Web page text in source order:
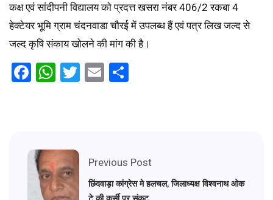
कक्ष एवं सांदीपनी विद्यालय को प्रदत्त खसरा नंबर 406/2 रकबा 4
हेक्टेयर भूमि ग्राम चंदनवाडा चौरई में उपलब्ध हैं एवं पत्र लिख जल्द से
जल्द कृषि संकाय खोलने की मांग की है।
Facebook
WhatsApp
Twitter
Email
Previous Post
छिंदवाड़ा कांग्रेस मे हलचल, जिलाध्यक्ष विश्वनाथ ओक